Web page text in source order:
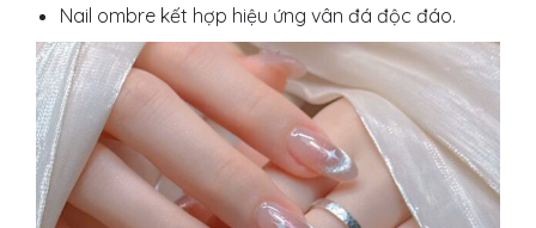
Nail ombre kết hợp hiệu ứng vân đá độc đáo.